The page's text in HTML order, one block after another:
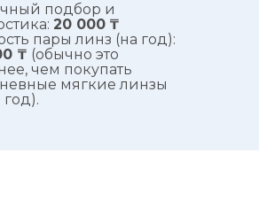
подбор и
20 000 ₸
пары линз (на год):
₸ (обычно это
чем покупать
мягкие линзы